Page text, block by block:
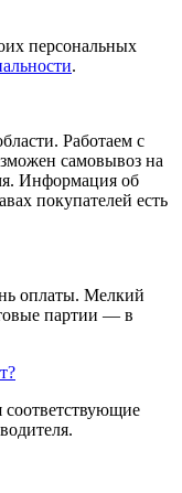
персональных
.
Работаем с
самовывоз на
Информация об
покупателей есть
оплаты. Мелкий
партии — в